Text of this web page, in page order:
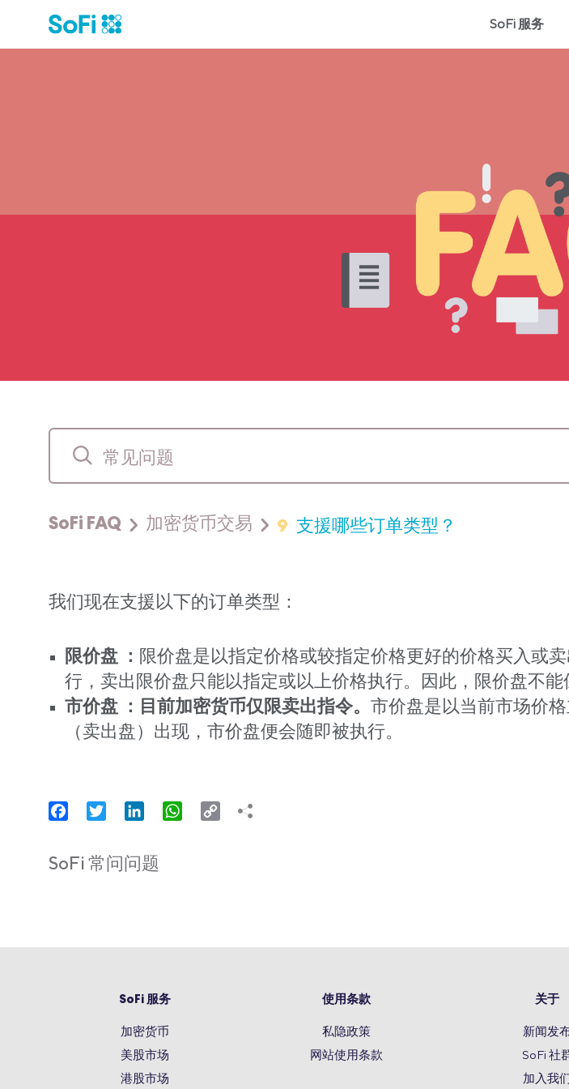
SoFi 服务
SoFi FAQ 加密货币交易 9 支援哪些订单类型？
我们现在支援以下的订单类型：
限价盘 ： 限价盘是以指定价格或较指定价格更好的价格买入或
行，卖出限价盘只能以指定或以上价格执行。因此，限价盘不能
市价盘 ：目前加密货币仅限卖出指令。 市价盘是以当前市场价
（卖出盘）出现，市价盘便会随即被执行。
FacebookTwitter LinkedInWhatsApp
Copy
SoFi 常问问题
SoFi 服务
加密货币
美股市场
港股市场
使用条款
私隐政策
网站使用条款
关于
新闻发
SoFi 社
加入我